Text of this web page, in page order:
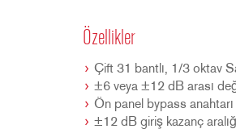
Özellikler
Çift 31 bantlı, 1/3 oktav
±6 veya ±12 dB arası
Ön panel bypass anahtarı
±12 dB giriş kazanç